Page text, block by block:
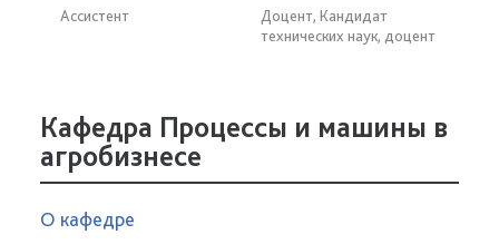
Ассистент
Доцент, Кандидат
технических наук, доцент
Кафедра Процессы и машины в
агробизнесе
О кафедре